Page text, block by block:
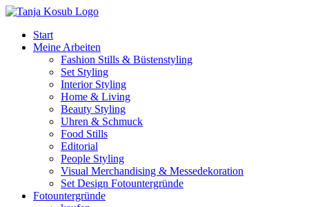
Zum
springenStart
Meine Arbeiten
Fashion Stills & Büstenstyling
Set Styling
Interior Styling
Home & Living
Beauty Styling
Uhren & Schmuck
Food Stills
Editorial
People Styling
Visual Merchandising & Messedekoration
Set Design Fotountergründe
Fotountergründe